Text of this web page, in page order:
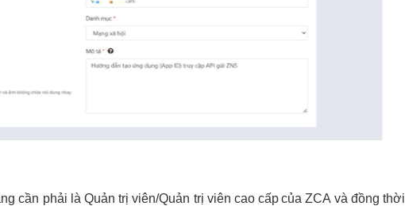
cần phải là Quản trị viên/Quản trị viên cao cấp của ZCA và đồng thời